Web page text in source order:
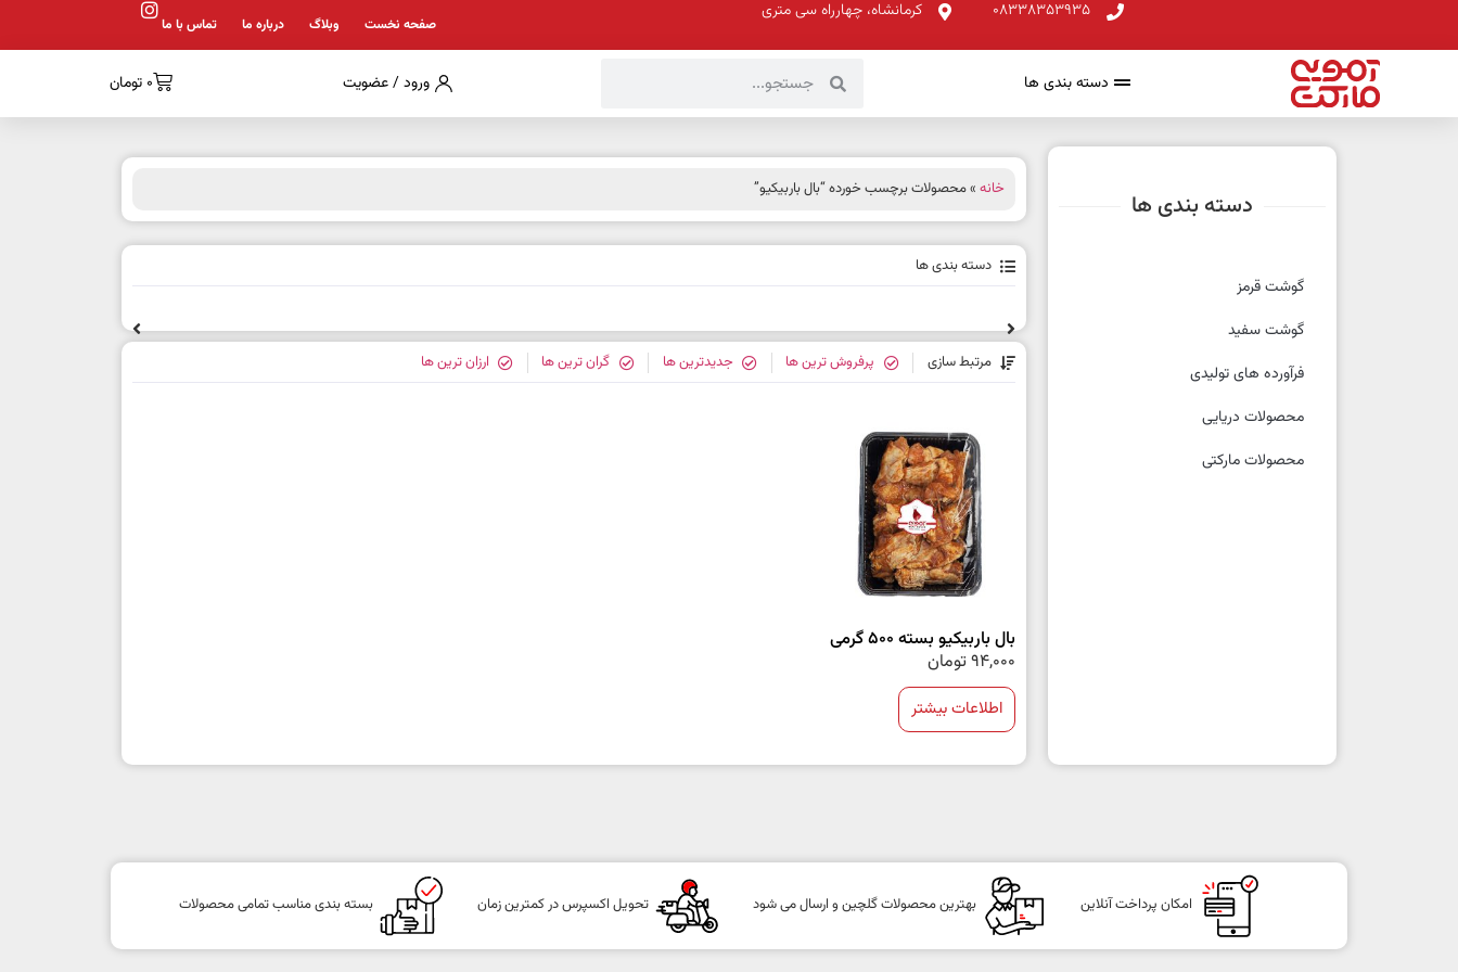
08338353935 کرمانشاه، چهارراه سی متری
صفحه نخست وبلاگ درباره ما تماس با ما
دسته بندی ها ورود / عضویت 0 تومان
دسته بندی ها
گوشت قرمز
گوشت سفید
فرآورده های تولیدی
محصولات دریایی
محصولات مارکتی
خانه» محصولات برچسب خورده “بال باربیکیو”
دسته بندی ها
مرتبط سازی پرفروش ترین ها جدیدترین ها گران ترین ها ارزان ترین ها
بال باربیکیو بسته 500 گرمی
94,000تومان
اطلاعات بیشتر
امکان پرداخت آنلاین بهترین محصولات گلچین و ارسال می شود تحویل اکسپرس در کمترین زمان بسته بندی مناسب تمامی محصولات